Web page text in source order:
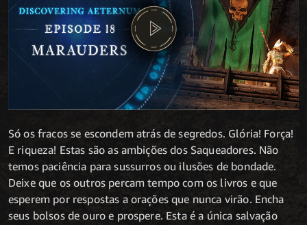
Só os fracos se escondem atrás de segredos. Glória! Força!
E riqueza! Estas são as ambições dos Saqueadores. Não
temos paciência para sussurros ou ilusões de bondade.
Deixe que os outros percam tempo com os livros e que
esperem por respostas a orações que nunca virão. Encha
seus bolsos de ouro e prospere. Esta é a única salvação